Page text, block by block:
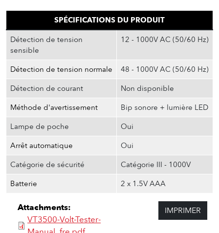
SPÉCIFICATIONS DU PRODUIT
Détection de tension
sensible
12 - 1000V AC (50/60 Hz)
Détection de tension normale
48 - 1000V AC (50/60 Hz)
Détection de courant
Non disponible
Méthode d'avertissement
Bip sonore + lumière LED
Lampe de poche
Oui
Arrêt automatique
Oui
Catégorie de sécurité
Catégorie III - 1000V
Batterie
2 x 1.5V AAA
Attachments:
VT3500-Volt-Tester-
IMPRIMER